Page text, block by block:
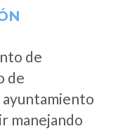
de
de
ayuntamiento
manejando